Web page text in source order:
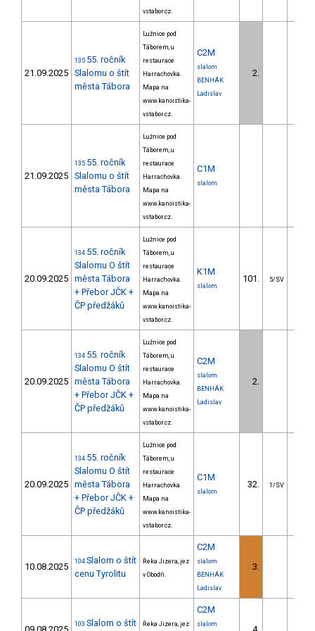
vstabor.cz.
21.09.2025
135 55. ročník
Slalomu o štít
města Tábora
Lužnice pod
Táborem, u
restaurace
Harrachovka.
Mapa na
www.kanoistika-
vstabor.cz.
C2M
slalom
BENHÁK
Ladislav
2.
21.09.2025
135 55. ročník
Slalomu o štít
města Tábora
Lužnice pod
Táborem, u
restaurace
Harrachovka.
Mapa na
www.kanoistika-
vstabor.cz.
C1M
slalom
20.09.2025
134 55. ročník
Slalomu O štít
města Tábora
+ Přebor JČK +
ČP předžáků
Lužnice pod
Táborem, u
restaurace
Harrachovka.
Mapa na
www.kanoistika-
vstabor.cz.
K1M
slalom
101. 5/SV
20.09.2025
134 55. ročník
Slalomu O štít
města Tábora
+ Přebor JČK +
ČP předžáků
Lužnice pod
Táborem, u
restaurace
Harrachovka.
Mapa na
www.kanoistika-
vstabor.cz.
C2M
slalom
BENHÁK
Ladislav
2.
20.09.2025
134 55. ročník
Slalomu O štít
města Tábora
+ Přebor JČK +
ČP předžáků
Lužnice pod
Táborem, u
restaurace
Harrachovka.
Mapa na
www.kanoistika-
vstabor.cz.
C1M
slalom
32. 1/SV
10.08.2025 104 Slalom o štít
cenu Tyrolitu
Řeka Jizera, jez
v Obodři.
C2M
slalom
BENHÁK
Ladislav
3.
103 Slalom o štít
Řeka Jizera, jez
C2M
slalom